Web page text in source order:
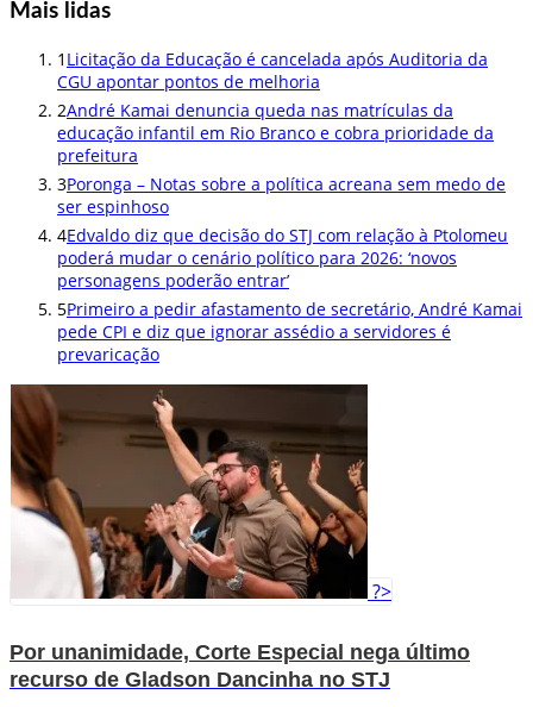
Mais lidas
1 Licitação da Educação é cancelada após Auditoria da
CGU apontar pontos de melhoria
2André Kamai denuncia queda nas matrículas da
educação infantil em Rio Branco e cobra prioridade da
prefeitura
3Poronga – Notas sobre a política acreana sem medo de
ser espinhoso
4Edvaldo diz que decisão do STJ com relação à Ptolomeu
poderá mudar o cenário político para 2026: ‘novos
personagens poderão entrar’
5Primeiro a pedir afastamento de secretário, André Kamai
pede CPI e diz que ignorar assédio a servidores é
prevaricação
?>
Por unanimidade, Corte Especial nega último
recurso de Gladson Dancinha no STJ